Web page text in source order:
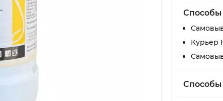
Способы
Курьер
Способы